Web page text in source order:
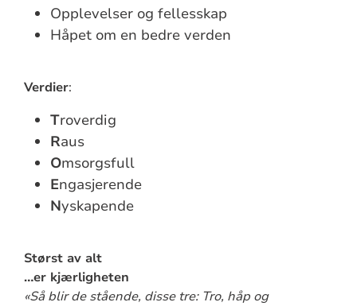
Opplevelser og fellesskap
Håpet om en bedre verden
Verdier:
Troverdig
Raus
Omsorgsfull
Engasjerende
Nyskapende
Størst av alt
…er kjærligheten
«Så blir de stående, disse tre: Tro, håp og